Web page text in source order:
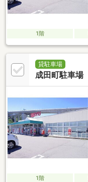
1階
貸駐車場
成田町駐車場
1階